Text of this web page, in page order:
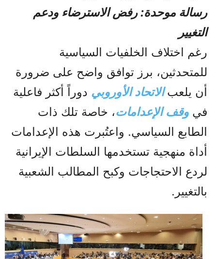
رسالة موحدة: رفض الاسترضاء ودعم
التغيير
رغم اختلاف الخلفيات السياسية
للمتحدثين، برز توافق واضح على ضرورة
أن يلعبالاتحاد الأوروبي دوراً أكثر فاعلية
في وقف الإعدامات، خاصة تلك ذات
الطابع السياسي. واعتُبرت هذه الإعدامات
أداة منهجية تستخدمها السلطات الإيرانية
لردع الاحتجاجات وكبح المطالب الشعبية
بالتغيير.